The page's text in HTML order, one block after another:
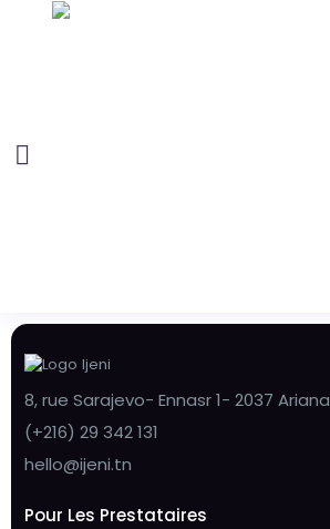
8, rue Sarajevo- Ennasr 1- 2037 Ariana
(+216) 29 342 131
hello@ijeni.tn
Pour Les Prestataires